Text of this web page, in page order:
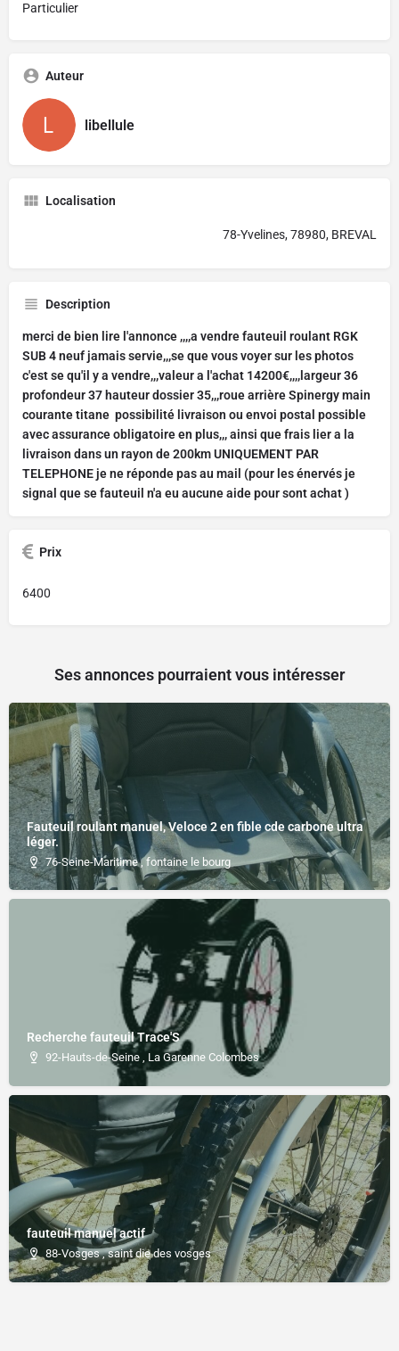
Particulier
Auteur
libellule
Localisation
78-Yvelines, 78980, BREVAL
Description
merci de bien lire l'annonce ,,,,a vendre fauteuil roulant RGK
SUB 4 neuf jamais servie,,,se que vous voyer sur les photos
c'est se qu'il y a vendre,,,valeur a l'achat 14200€,,,,largeur 36
profondeur 37 hauteur dossier 35,,,roue arrière Spinergy main
courante titane possibilité livraison ou envoi postal possible
avec assurance obligatoire en plus,,, ainsi que frais lier a la
livraison dans un rayon de 200km UNIQUEMENT PAR
TELEPHONE je ne réponde pas au mail (pour les énervés je
signal que se fauteuil n'a eu aucune aide pour sont achat )
Prix
6400
Ses annonces pourraient vous intéresser
Fauteuil roulant manuel, Veloce 2 en fible cde carbone ultra
léger.
76-Seine-Maritime , fontaine le bourg
Recherche fauteuil Trace'S
92-Hauts-de-Seine , La Garenne Colombes
fauteuil manuel actif
88-Vosges , saint die des vosges